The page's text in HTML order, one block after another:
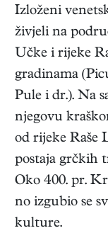
Izloženi
živjeli na
Učke i rijeke
gradinama
Pule i dr.). Na
njegovu
od rijeke Raše
postaja grčkih
Oko 400. pr.
no izgubio se
kulture.